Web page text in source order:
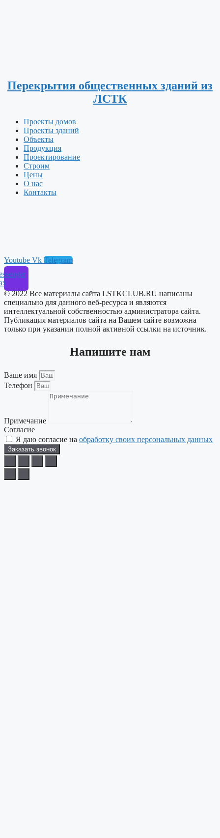
Перекрытия общественных зданий из
ЛСТК
Проекты домов
Проекты зданий
Объекты
Продукция
Проектирование
Строим
Цены
О нас
Контакты
Youtube Vk Telegram
© 2022 Все материалы сайта LSTKCLUB.RU написаны
специально для данного веб-ресурса и являются
интеллектуальной собственностью администратора сайта.
Публикация материалов сайта на Вашем сайте возможна
только при указании полной активной ссылки на источник.
Напишите нам
Ваше имя
Телефон
Примечание
Согласие
Я даю согласие на обработку своих персональных данных
Заказать звонок